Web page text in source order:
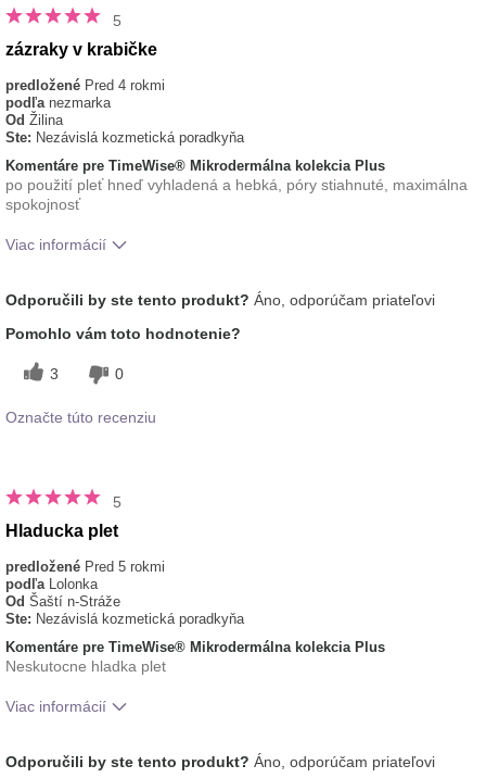
5
zázraky v krabičke
predložené Pred 4 rokmi
podľa nezmarka
Od Žilina
Ste: Nezávislá kozmetická poradkyňa
Komentáre pre TimeWise® Mikrodermálna kolekcia Plus
po použití pleť hneď vyhladená a hebká, póry stiahnuté, maximálna
spokojnosť
Viac informácií
tohto prípravku?
pokožke
typ pleti
Odporučili by ste tento produkt? Áno, odporúčam priateľovi
Pomohlo vám toto hodnotenie?
3 0
Označte túto recenziu
5
Hladucka plet
predložené Pred 5 rokmi
podľa Lolonka
Od Šaští n-Stráže
Ste: Nezávislá kozmetická poradkyňa
Komentáre pre TimeWise® Mikrodermálna kolekcia Plus
Neskutocne hladka plet
Viac informácií
tohto prípravku?
pokožke
Odporučili by ste tento produkt? Áno, odporúčam priateľovi